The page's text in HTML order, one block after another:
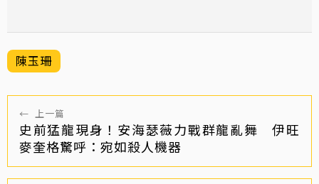
陳玉珊
← 上一篇
史前猛龍現身！安海瑟薇力戰群龍亂舞 伊旺
麥奎格驚呼：宛如殺人機器